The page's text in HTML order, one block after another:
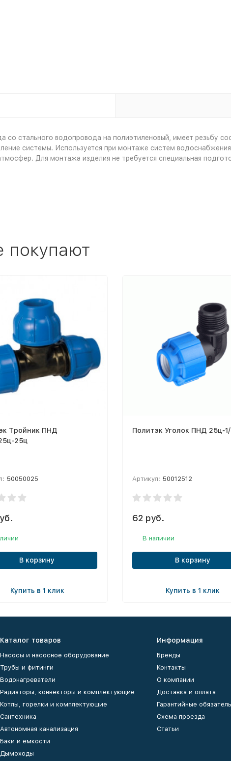
со стального водопровода на полиэтиленовый, имеет резьбу
системы. Используется при монтаже систем
Для монтажа изделия не требуется специальная
покупают
Тройник ПНД
25ц
50050025
В корзину
Купить в 1 клик
Политэк Уголок ПНД 25ц-
Артикул: 50012512
62 руб.
В наличии
В корзину
Купить в 1 клик
Каталог товаров
Насосы и насосное оборудование
Трубы и фитинги
Водонагреватели
Радиаторы, конвекторы и комплектующие
Котлы, горелки и комплектующие
Сантехника
Автономная канализация
Баки и емкости
Дымоходы
Информация
Бренды
Контакты
О компании
Доставка и оплата
Гарантийные
Схема проезда
Статьи